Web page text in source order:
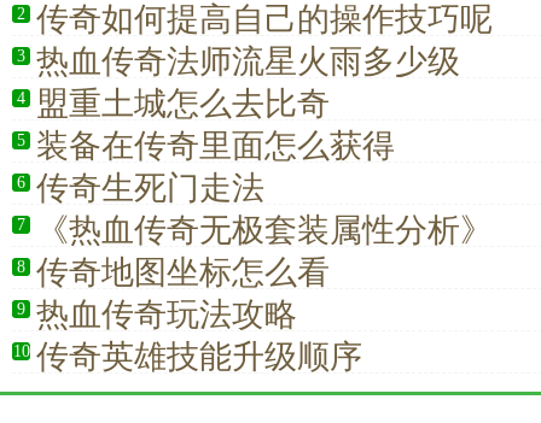
2 传奇如何提高自己的操作技巧呢
3 热血传奇法师流星火雨多少级
4 盟重土城怎么去比奇
5 装备在传奇里面怎么获得
6 传奇生死门走法
7 《热血传奇无极套装属性分析》
8 传奇地图坐标怎么看
9 热血传奇玩法攻略
10 传奇英雄技能升级顺序